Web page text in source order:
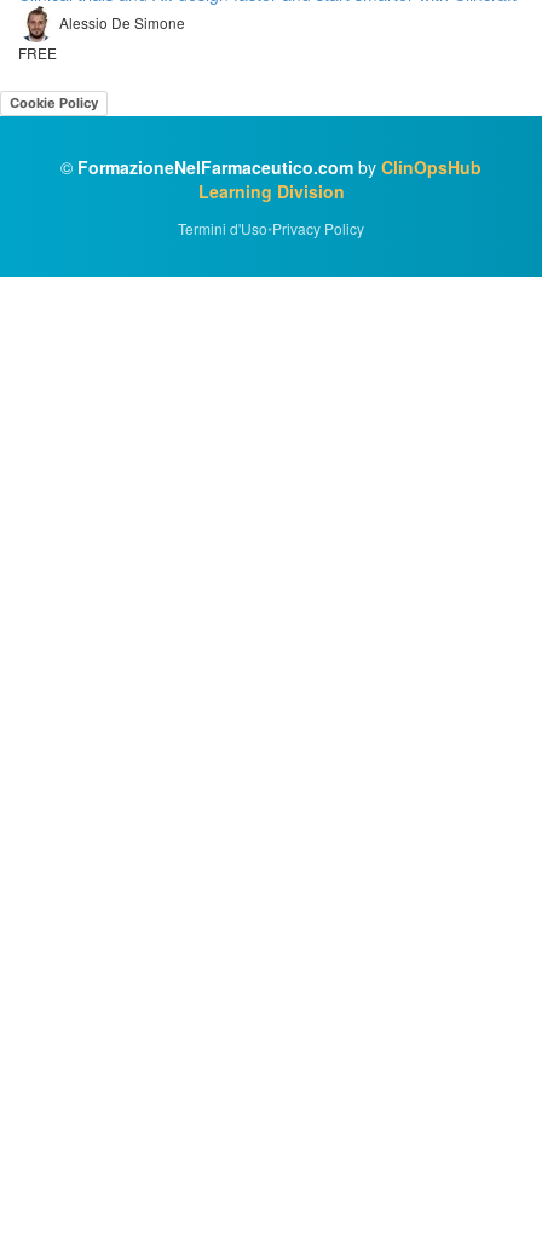
Alessio De Simone
FREE
Cookie Policy
© FormazioneNelFarmaceutico.com by ClinOpsHub
Learning Division
Termini d'Uso•Privacy Policy